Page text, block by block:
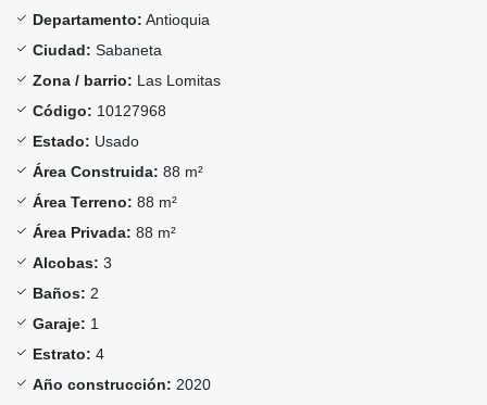
Departamento: Antioquia
Ciudad: Sabaneta
Zona / barrio: Las Lomitas
Código: 10127968
Estado: Usado
Área Construida: 88 m²
Área Terreno: 88 m²
Área Privada: 88 m²
Alcobas: 3
Baños: 2
Garaje: 1
Estrato: 4
Año construcción: 2020